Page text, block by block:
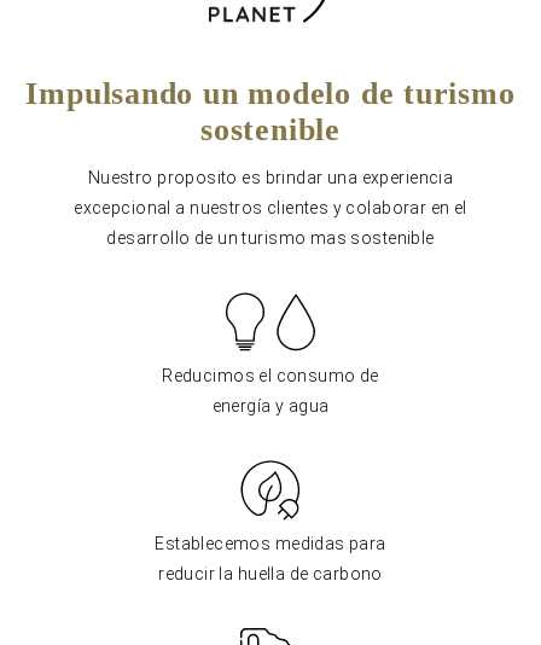
Impulsando un modelo de turismo
sostenible
Nuestro proposito es brindar una experiencia
excepcional a nuestros clientes y colaborar en el
desarrollo de un turismo mas sostenible
Reducimos el consumo de
energía y agua
Establecemos medidas para
reducir la huella de carbono